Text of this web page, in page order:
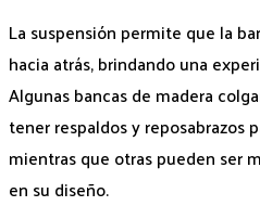
La suspensión permite que la
hacia atrás, brindando una
Algunas bancas de madera
tener respaldos y reposabrazos
mientras que otras pueden ser
en su diseño.